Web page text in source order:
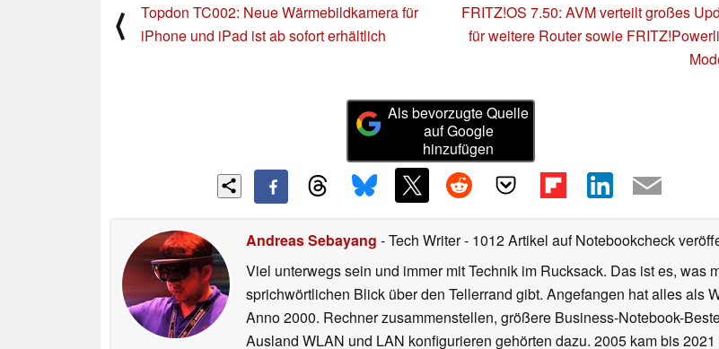
⟨
Topdon TC002: Neue Wärmebildkamera für
iPhone und iPad ist ab sofort erhältlich
FRITZ!OS 7.50: AVM verteilt großes
für weitere Router sowie
Als bevorzugte Quelle
auf Google
hinzufügen
Andreas Sebayang - Tech Writer- 1012 Artikel auf Notebookcheck
Viel unterwegs sein und immer mit Technik im Rucksack. Das ist es, was
sprichwörtlichen Blick über den Tellerrand gibt. Angefangen hat alles als
Anno 2000. Rechner zusammenstellen, größere Business-Notebook-
Ausland WLAN und LAN konfigurieren gehörten dazu. 2005 kam bis